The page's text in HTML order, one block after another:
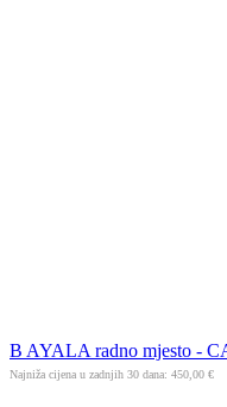
B AYALA radno mjesto -
Najniža cijena u zadnjih 30 dana: 450,00 €